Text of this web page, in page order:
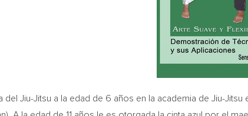
del Jiu-Jitsu a la edad de 6 años en la academia de Jiu-Jitsu